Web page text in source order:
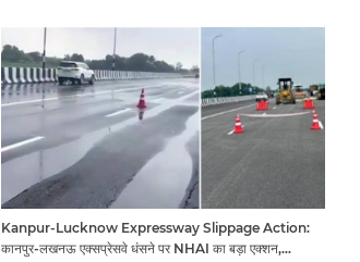
Kanpur-Lucknow Expressway Slippage Action:
कानपुर-लखनऊ एक्सप्रेसवे धंसने पर NHAI का बड़ा एक्शन,